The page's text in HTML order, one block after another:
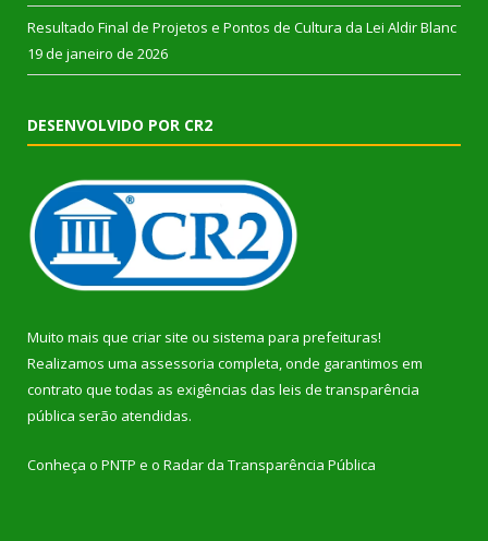
Resultado Final de Projetos e Pontos de Cultura da Lei Aldir Blanc
19 de janeiro de 2026
DESENVOLVIDO POR CR2
Muito mais que criar site ou sistema para prefeituras!
Realizamos uma assessoria completa, onde garantimos em
contrato que todas as exigências das leis de transparência
pública serão atendidas.
Conheça o PNTP e o Radar da Transparência Pública